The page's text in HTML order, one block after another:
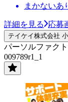
まかないあ
詳細を見る 応募
テイケイ株式会社
パーソルファク
009789r1_1